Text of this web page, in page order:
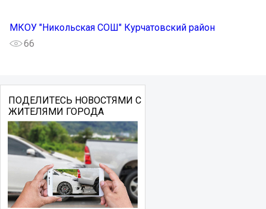
МКОУ "Никольская СОШ" Курчатовский район
66
ПОДЕЛИТЕСЬ НОВОСТЯМИ С
ЖИТЕЛЯМИ ГОРОДА